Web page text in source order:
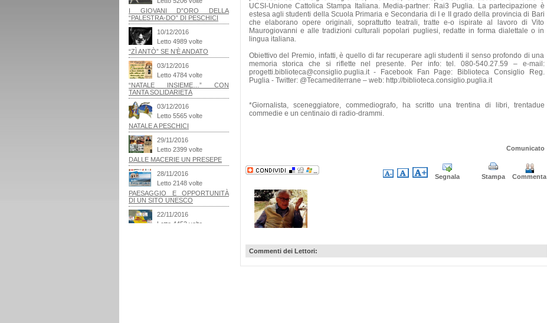
UCSI-Unione Cattolica Stampa Italiana. Media-partner: Rai3 Puglia. La partecipazione è
estesa agli studenti della Scuola Primaria e Secondaria di I e II grado della provincia di Bari
che elaborano opere originali, soprattutto teatrali, tratte e-o ispirate al lavoro di Vito
Maurogiovanni e alle tradizioni culturali popolari pugliesi, redatte in forma dialettale o in
lingua italiana.
Obiettivo del Premio, infatti, è quello di far recuperare agli studenti il senso profondo di una
memoria storica che si riflette nel presente. Per info: tel. 080-540.27.59 – e-mail:
progetti.biblioteca@consiglio.puglia.it - Facebook Fan Page: Biblioteca Consiglio Reg.
Puglia - Twitter: @Tecamediterrane – web: http://biblioteca.consiglio.puglia.it
*Giornalista, sceneggiatore, commediografo, ha scritto una trentina di libri, trentadue
commedie e un centinaio di radio-drammi.
Comunicato
Segnala Stampa Commenta
Commenti dei Lettori: